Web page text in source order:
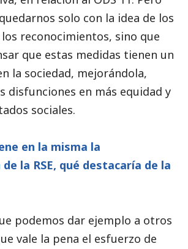
solo con la idea de los
reconocimientos, sino que
que estas medidas tienen un
la sociedad, mejorándola,
disfunciones en más equidad y
sociales.
en la misma la
la RSE, qué destacaría de la
podemos dar ejemplo a otros
vale la pena el esfuerzo de